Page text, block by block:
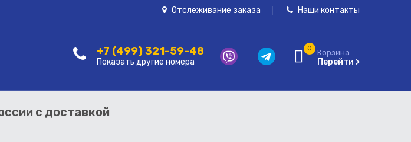
Отслеживание заказа Наши контакты
+7 (499) 321-59-48
Показать другие номера
0 Корзина
Перейти >
с доставкой